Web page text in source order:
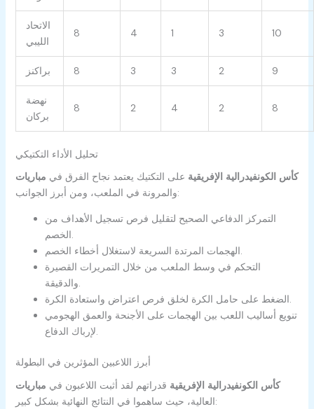
الاتحاد
الليبي
8 4 1 3 10
براكنز 8 3 3 2 9
نهضة
بركان
8 2 4 2 8
تحليل الأداء التكتيكي
يعتمد نجاح الفرق في
مباريات ‎كأس الكونفيدرالية الإفريقية على التكتيك
والمرونة في الملعب، ومن أبرز الجوانب:
التمركز الدفاعي الصحيح لتقليل فرص تسجيل الأهداف من
الخصم.
الهجمات المرتدة السريعة لاستغلال أخطاء الخصم.
التحكم في وسط الملعب من خلال التمريرات القصيرة
والدقيقة.
الضغط على حامل الكرة لخلق فرص اعتراض واستعادة الكرة.
تنويع أساليب اللعب بين الهجمات على الأجنحة والعمق الهجومي
لإرباك الدفاع.
أبرز اللاعبين المؤثرين في البطولة
لقد أثبت اللاعبون في
مباريات ‎كأس الكونفيدرالية الإفريقية قدراتهم
العالية، حيث ساهموا في النتائج النهائية بشكل كبير: